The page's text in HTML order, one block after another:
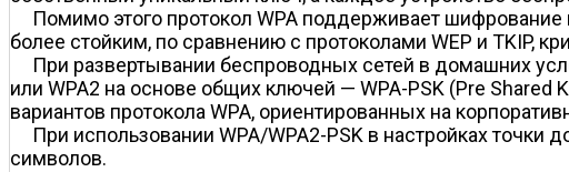
Помимо этого протокол WPA поддерживает шифрование
более стойким, по сравнению с протоколами WEP и TKIP,
При развертывании беспроводных сетей в домашних
или WPA2 на основе общих ключей — WPA-PSK (Pre
вариантов протокола WPA, ориентированных на
При использовании WPA/WPA2-PSK в настройках
символов.